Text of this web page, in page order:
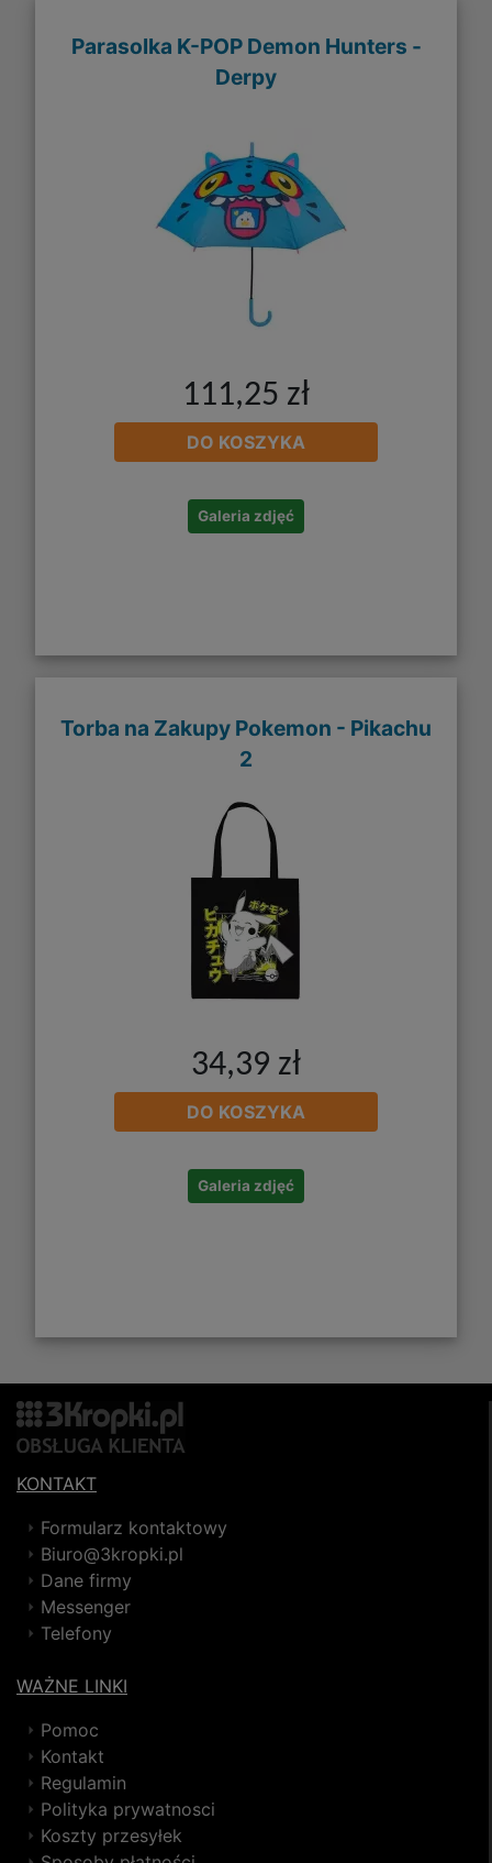
Parasolka K-POP Demon Hunters -
Derpy
111,25 zł
DO KOSZYKA
Galeria zdjęć
Torba na Zakupy Pokemon - Pikachu
2
34,39 zł
DO KOSZYKA
Galeria zdjęć
KONTAKT
Formularz kontaktowy
Biuro@3kropki.pl
Dane firmy
Messenger
Telefony
WAŻNE LINKI
Pomoc
Kontakt
Regulamin
Polityka prywatnosci
Koszty przesyłek